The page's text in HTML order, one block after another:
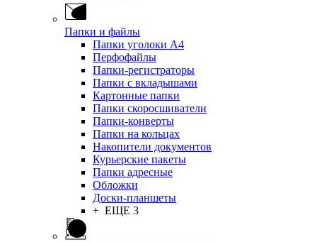
Папки и файлы
Папки уголоки А4
Перфофайлы
Папки-регистраторы
Папки с вкладышами
Картонные папки
Папки скоросшиватели
Папки-конверты
Папки на кольцах
Накопители документов
Курьерские пакеты
Папки адресные
Обложки
Доски-планшеты
+ ЕЩЕ 3